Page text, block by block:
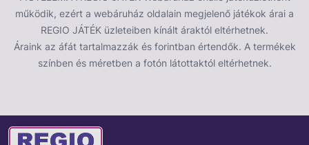
működik, ezért a webáruház oldalain megjelenő játékok árai a
REGIO JÁTÉK üzleteiben kínált áraktól eltérhetnek.
Áraink az áfát tartalmazzák és forintban értendők. A termékek
színben és méretben a fotón látottaktól eltérhetnek.